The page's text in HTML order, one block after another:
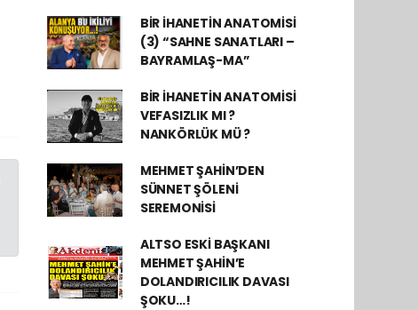
BİR İHANETİN ANATOMİSİ
(3) “SAHNE SANATLARI –
BAYRAMLAŞ-MA”
BİR İHANETİN ANATOMİSİ
VEFASIZLIK MI ?
NANKÖRLÜK MÜ ?
MEHMET ŞAHİN’DEN
SÜNNET ŞÖLENİ
SEREMONİSİ
ALTSO ESKİ BAŞKANI
MEHMET ŞAHİN’E
DOLANDIRICILIK DAVASI
ŞOKU…!